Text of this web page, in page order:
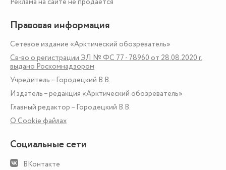
Правовая информация
Сетевое издание «Арктический обозреватель»
Св-во о регистрации ЭЛ № ФС 77 - 78960 от 28.08.2020 г.
выдано Роскомнадзором
Учредитель – Городецкий В.В.
Издатель – редакция «Арктический обозреватель»
Главный редактор – Городецкий В.В.
О Сookie файлах
Социальные сети
ВКонтакте